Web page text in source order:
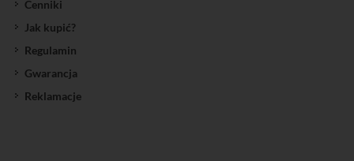
Cenniki
Jak kupić?
Regulamin
Gwarancja
Reklamacje